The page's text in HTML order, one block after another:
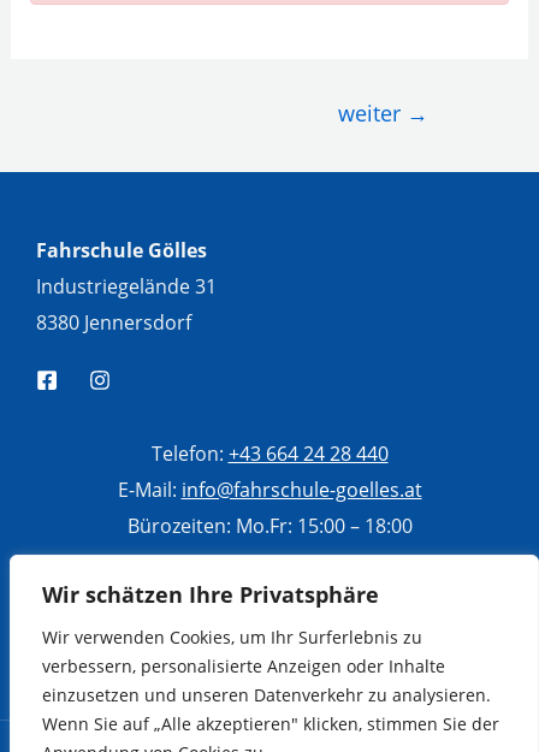
Wir schätzen Ihre Privatsphäre
Wir verwenden Cookies, um Ihr Surferlebnis zu
verbessern, personalisierte Anzeigen oder Inhalte
einzusetzen und unseren Datenverkehr zu analysieren.
Wenn Sie auf „Alle akzeptieren" klicken, stimmen Sie der
weiter →
Fahrschule Gölles
Industriegelände 31
8380 Jennersdorf
Telefon: +43 664 24 28 440
E-Mail: info@fahrschule-goelles.at
Bürozeiten: Mo.Fr: 15:00 – 18:00
Di, Mi, Do: 10:00 – 13:00
Sa: 9:00 – 12:00